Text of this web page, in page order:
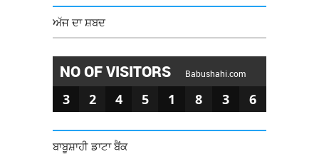
ਅੱਜ ਦਾ ਸ਼ਬਦ
NO OF VISITORS Babushahi.com
3 2 4 5 1 8 3 6
ਬਾਬੂਸ਼ਾਹੀ ਡਾਟਾ ਬੈਂਕ